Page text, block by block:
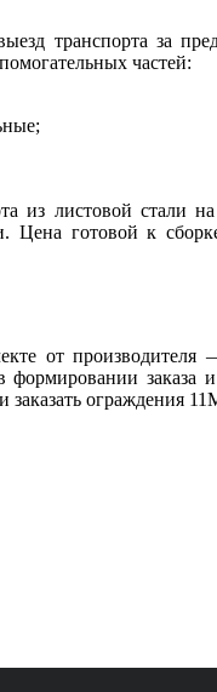
транспорта за
частей:
из листовой
Цена готовой к
от
заказа